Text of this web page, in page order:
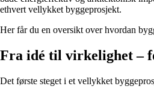
ethvert vellykket byggeprosjekt.
Her får du en oversikt over hvordan
Fra idé til virkelighet –
Det første steget i et vellykket